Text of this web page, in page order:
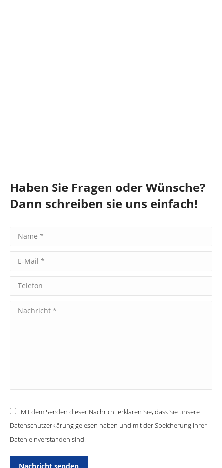
Haben Sie Fragen oder Wünsche?
Dann schreiben sie uns einfach!
Name *
E-Mail *
Telefon
Nachricht *
Mit dem Senden dieser Nachricht erklären Sie, dass Sie unsere
Datenschutzerklärung gelesen haben und mit der Speicherung Ihrer
Daten einverstanden sind.
Nachricht senden